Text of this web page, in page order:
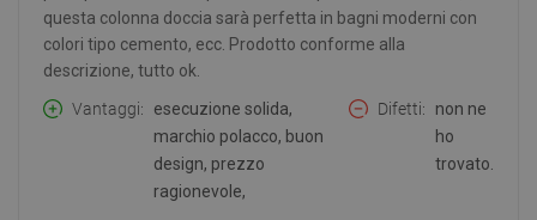
questa colonna doccia sarà perfetta in bagni moderni con
colori tipo cemento, ecc. Prodotto conforme alla
descrizione, tutto ok.
Vantaggi
esecuzione solida,
marchio polacco, buon
design, prezzo
ragionevole,
Difetti
non ne
ho
trovato.